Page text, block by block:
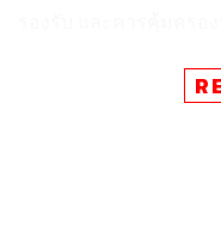
“สิ่งที่ ธปท. อยากเห็นคื